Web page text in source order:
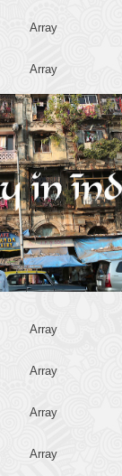
Array
Array
Array
Array
Array
Array